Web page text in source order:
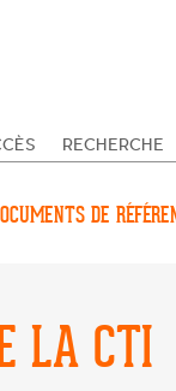
RECHERCHE
DE
LA CTI